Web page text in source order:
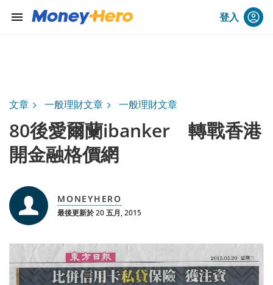
menu 登入
文章 一般理財文章 一般理財文章
80後愛爾蘭ibanker 轉戰香港
開金融格價網
MONEYHERO
最後更新於 20 五月, 2015